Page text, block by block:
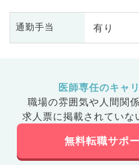
通勤手当 有り
医師専任のキャ
職場の雰囲気や人間関係
求人票に掲載されていな
無料転職サポ